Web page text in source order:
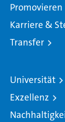
Promovieren
Karriere &
Transfer
Universität
Exzellenz